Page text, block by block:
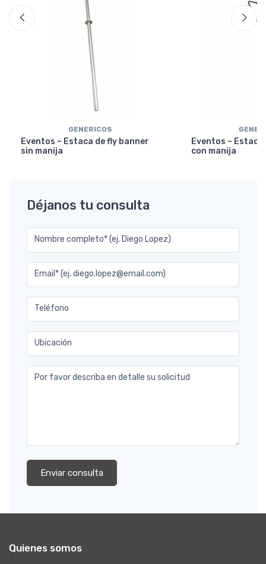
GENERICOS
Eventos – Estaca de fly banner
sin manija
Eventos –
con manija
Déjanos tu consulta
Nombre completo* (ej. Diego Lopez)
Email* (ej. diego.lopez@email.com)
Teléfono
Ubicación
Por favor describa en detalle su solicitud
Enviar consulta
Quienes somos